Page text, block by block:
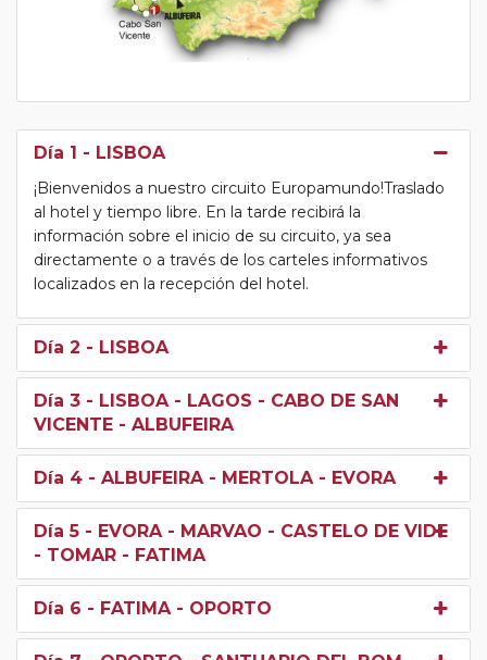
Día 1 - LISBOA
¡Bienvenidos a nuestro circuito Europamundo!Traslado
al hotel y tiempo libre. En la tarde recibirá la
información sobre el inicio de su circuito, ya sea
directamente o a través de los carteles informativos
localizados en la recepción del hotel.
Día 2 - LISBOA
Día 3 - LISBOA - LAGOS - CABO DE SAN
VICENTE - ALBUFEIRA
Día 4 - ALBUFEIRA - MERTOLA - EVORA
Día 5 - EVORA - MARVAO - CASTELO DE VIDE
- TOMAR - FATIMA
Día 6 - FATIMA - OPORTO